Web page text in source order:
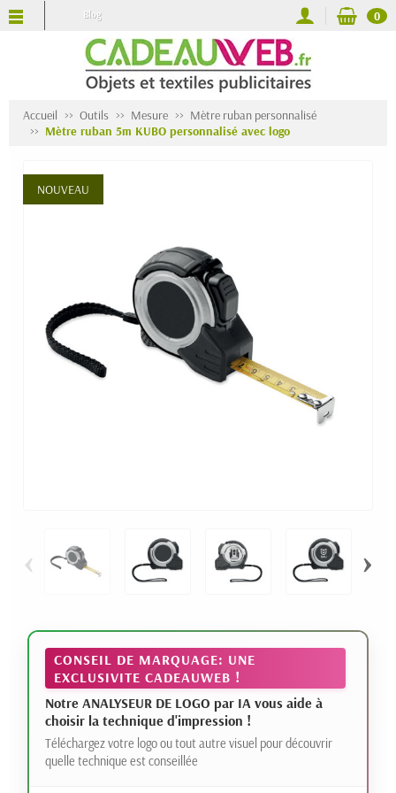
Blog 0
Accueil Outils Mesure
Mètre ruban personnalisé
Mètre ruban 5m KUBO personnalisé avec logo
NOUVEAU
‹ ›
CONSEIL DE MARQUAGE: UNE
EXCLUSIVITE CADEAUWEB !
Notre ANALYSEUR DE LOGO par IA vous aide à
choisir la technique d'impression !
Téléchargez votre logo ou tout autre visuel pour découvrir
quelle technique est conseillée